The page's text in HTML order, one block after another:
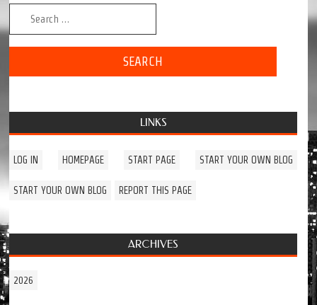
LINKS
LOG IN HOMEPAGE START PAGE START YOUR OWN BLOG
START YOUR OWN BLOG REPORT THIS PAGE
ARCHIVES
2026